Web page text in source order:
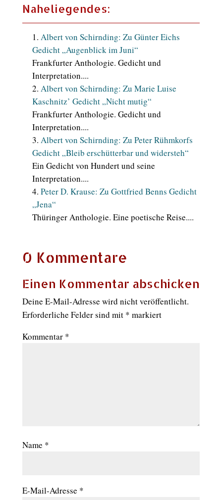
Naheliegendes:
Albert von Schirnding: Zu Günter Eichs
Gedicht „Augenblick im Juni“
Frankfurter Anthologie. Gedicht und
Interpretation....
Albert von Schirnding: Zu Marie Luise
Kaschnitz’ Gedicht „Nicht mutig“
Frankfurter Anthologie. Gedicht und
Interpretation....
Albert von Schirnding: Zu Peter Rühmkorfs
Gedicht „Bleib erschütterbar und widersteh“
Ein Gedicht von Hundert und seine
Interpretation....
Peter D. Krause: Zu Gottfried Benns Gedicht
„Jena“
Thüringer Anthologie. Eine poetische Reise....
0 Kommentare
Einen Kommentar abschicken
Deine E-Mail-Adresse wird nicht veröffentlicht.
Erforderliche Felder sind mit * markiert
Kommentar *
Name *
E-Mail-Adresse *